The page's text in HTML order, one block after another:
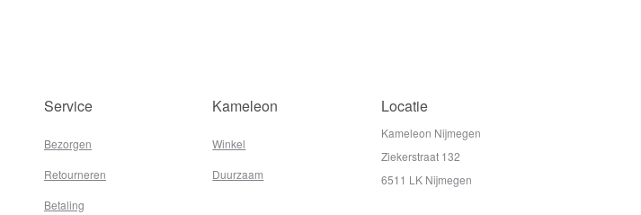
Service
Bezorgen
Retourneren
Betaling
Kameleon
Winkel
Duurzaam
Locatie
Kameleon Nijmegen
Ziekerstraat 132
6511 LK Nijmegen